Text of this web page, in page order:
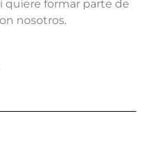
quiere formar parte de
nosotros.